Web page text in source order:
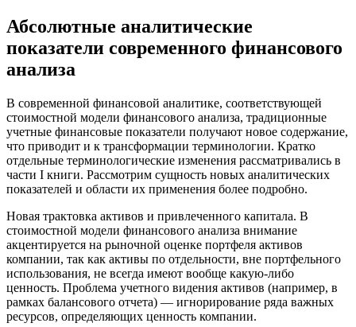
Абсолютные аналитические
показатели современного финансового
анализа
В современной финансовой аналитике, соответствующей
стоимостной модели финансового анализа, традиционные
учетные финансовые показатели получают новое содержание,
что приводит и к трансформации терминологии. Кратко
отдельные терминологические изменения рассматривались в
части I книги. Рассмотрим сущность новых аналитических
показателей и области их применения более подробно.
Новая трактовка активов и привлеченного капитала. В
стоимостной модели финансового анализа внимание
акцентируется на рыночной оценке портфеля активов
компании, так как активы по отдельности, вне портфельного
использования, не всегда имеют вообще какую-либо
ценность. Проблема учетного видения активов (например, в
рамках балансового отчета) — игнорирование ряда важных
ресурсов, определяющих ценность компании.